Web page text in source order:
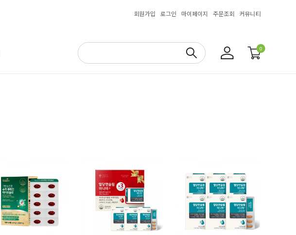
회원가입 로그인 마이페이지 주문조회 커뮤니티
0